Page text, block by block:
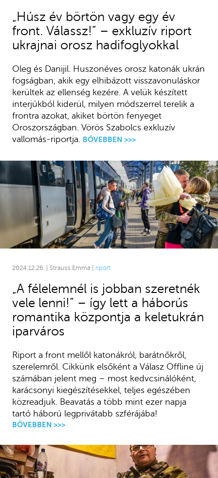
„Húsz év börtön vagy egy év
front. Válassz!” – exkluzív riport
ukrajnai orosz hadifoglyokkal
Oleg és Danijil. Huszonéves orosz katonák ukrán
fogságban, akik egy elhibázott visszavonuláskor
kerültek az ellenség kezére. A velük készített
interjúkból kiderül, milyen módszerrel terelik a
frontra azokat, akiket börtön fenyeget
Oroszországban. Vörös Szabolcs exkluzív
vallomás-riportja.
BŐVEBBEN >>>
2024.12.26. | Strauss Emma | riport
„A félelemnél is jobban szeretnék
vele lenni!” – így lett a háborús
romantika központja a keletukrán
iparváros
Riport a front mellől katonákról, barátnőkről,
szerelemről. Cikkünk elsőként a Válasz Offline új
számában jelent meg – most kedvcsinálóként,
karácsonyi kiegészítésekkel, teljes egészében
közreadjuk. Beavatás a több mint ezer napja
tartó háború legprivátabb szférájába!
BŐVEBBEN >>>